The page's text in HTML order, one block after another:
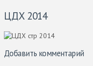
ЦДХ 2014
Добавить комментарий